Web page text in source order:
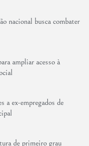
nacional busca combater
ampliar acesso à
a ex-empregados de
de primeiro grau